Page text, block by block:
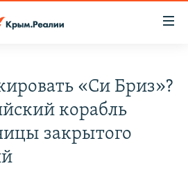
КРЫМА
«Си Бриз»?
корабль
закрытого